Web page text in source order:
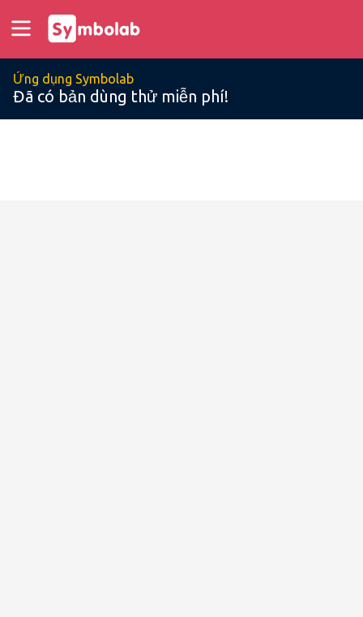
Ứng dụng Symbolab
Đã có bản dùng thử miễn phí!